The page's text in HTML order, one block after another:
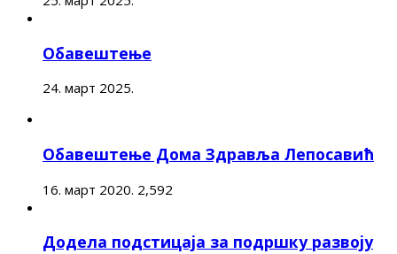
Обавештење
24. март 2025.
Обавештење Дома Здравља Лепосавић
16. март 2020. 2,592
Додела подстицаја за подршку развоју